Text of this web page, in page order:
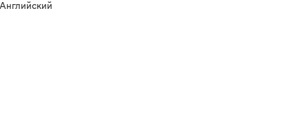
Английский